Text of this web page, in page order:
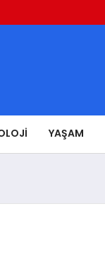
YAŞAM